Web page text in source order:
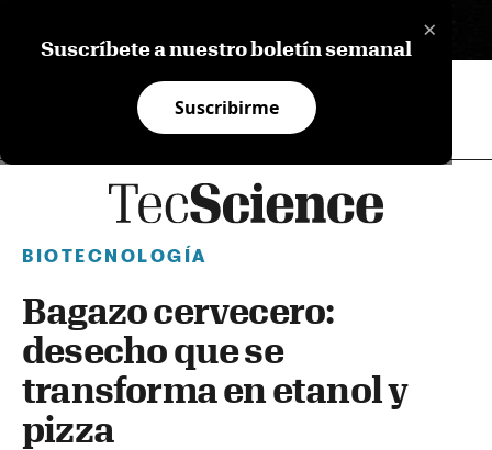
×
Suscríbete a nuestro boletín semanal
Suscribirme
BIOTECNOLOGÍA
Bagazo cervecero:
desecho que se
transforma en etanol y
pizza